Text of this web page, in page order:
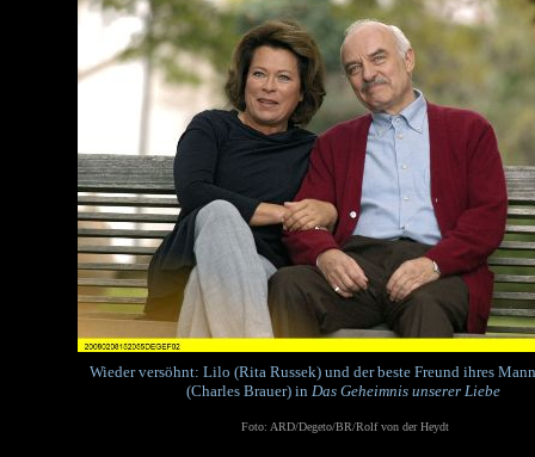
Wieder versöhnt: Lilo (Rita Russek) und der beste Freund ihres
(Charles Brauer) in Das Geheimnis unserer Liebe
Foto: ARD/Degeto/BR/Rolf von der Heydt